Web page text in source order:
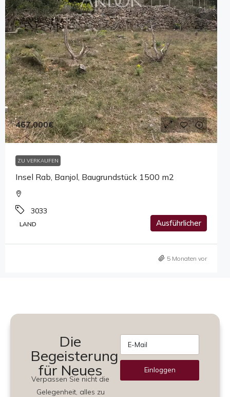
467,000€
ZU VERKAUFEN
Insel Rab, Banjol, Baugrundstück 1500 m2
3033
LAND Ausführlicher
5 Monaten vor
Die
Begeisterung
für Neues
Verpassen Sie nicht die
Gelegenheit, alles zu
Einloggen